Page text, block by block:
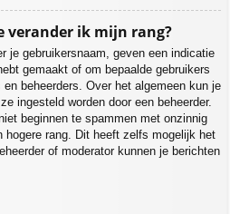
verander ik mijn rang?
je gebruikersnaam, geven een indicatie
gemaakt of om bepaalde gebruikers
beheerders. Over het algemeen kun je
ingesteld worden door een beheerder.
beginnen te spammen met onzinnig
hogere rang. Dit heeft zelfs mogelijk het
of moderator kunnen je berichten